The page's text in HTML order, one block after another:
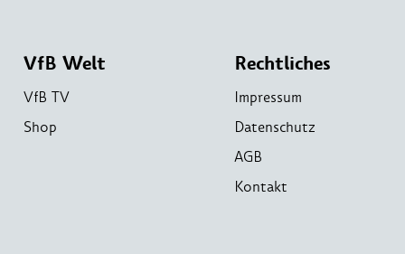
VfB Welt
VfB TV
Shop
Rechtliches
Impressum
Datenschutz
AGB
Kontakt